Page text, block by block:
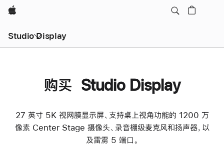
Apple
Studio Display
购买 Studio Display
27 英寸 5K 视网膜显示屏、支持桌上视角功能的 1200 万
像素 Center Stage 摄像头、录音棚级麦克风和扬声器，以
及雷雳 5 端口。